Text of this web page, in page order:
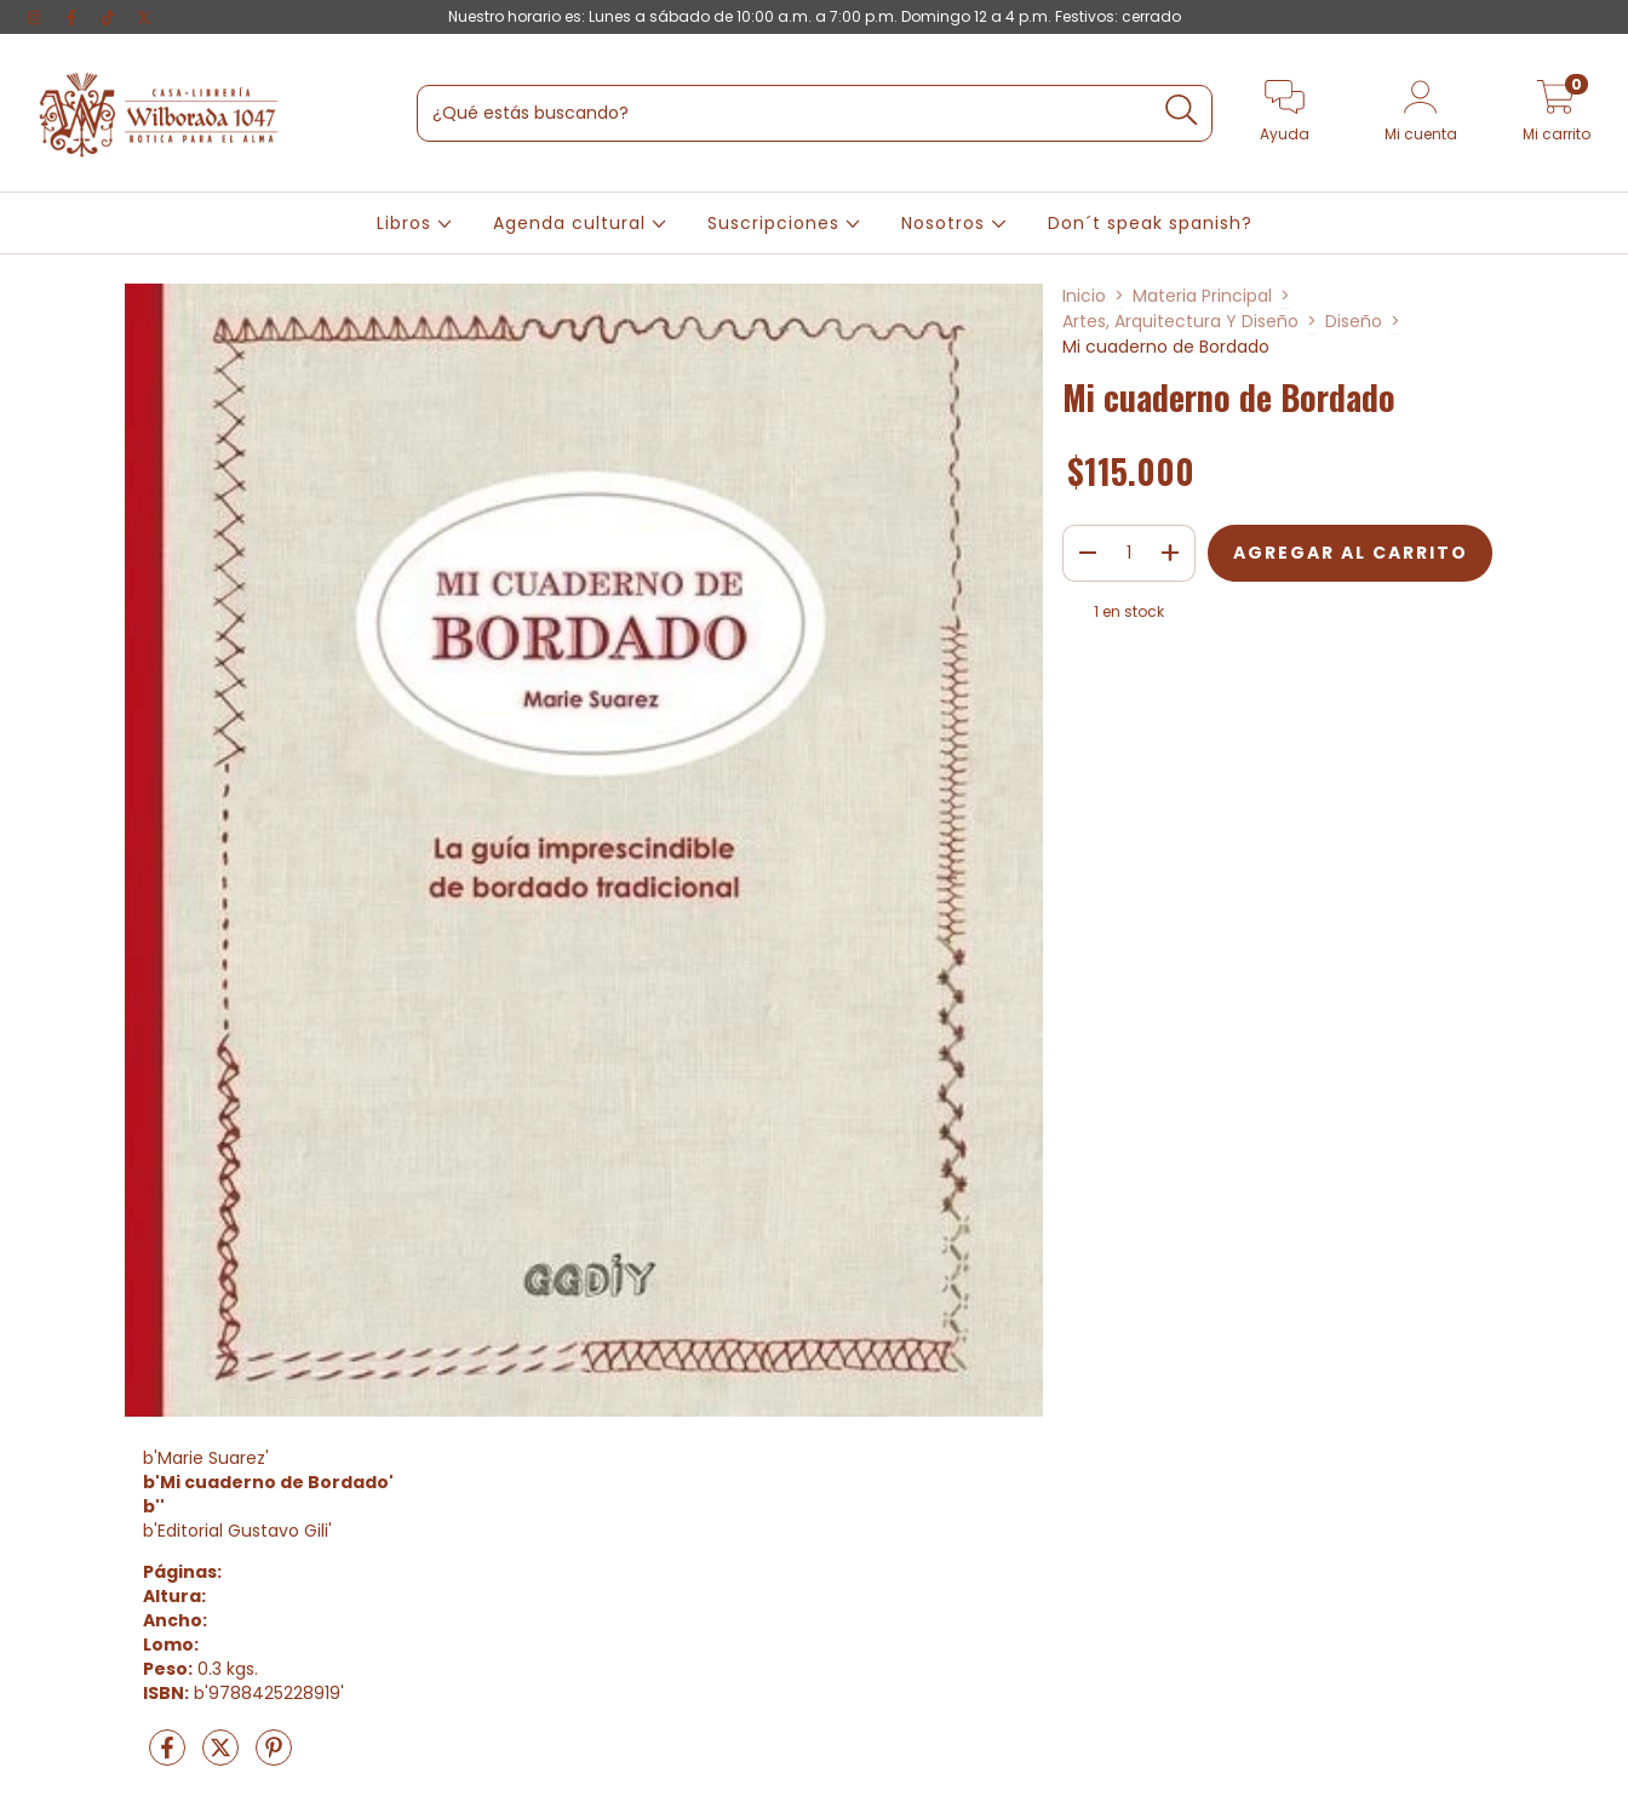
Nuestro horario es: Lunes a sábado de 10:00 a.m. a 7:00 p.m. Domingo 12 a 4 p.m. Festivos: cerrado
Ayuda Mi cuenta Mi carrito
0
Libros Agenda cultural Suscripciones Nosotros Don´t speak spanish?
b'Marie Suarez'
b'Mi cuaderno de Bordado'
b''
b'Editorial Gustavo Gili'
Páginas:
Altura:
Ancho:
Lomo:
Peso: 0.3 kgs.
ISBN: b'9788425228919'
Inicio > Materia Principal >
Artes, Arquitectura Y Diseño > Diseño >
Mi cuaderno de Bordado
Mi cuaderno de Bordado
$115.000
1 en stock